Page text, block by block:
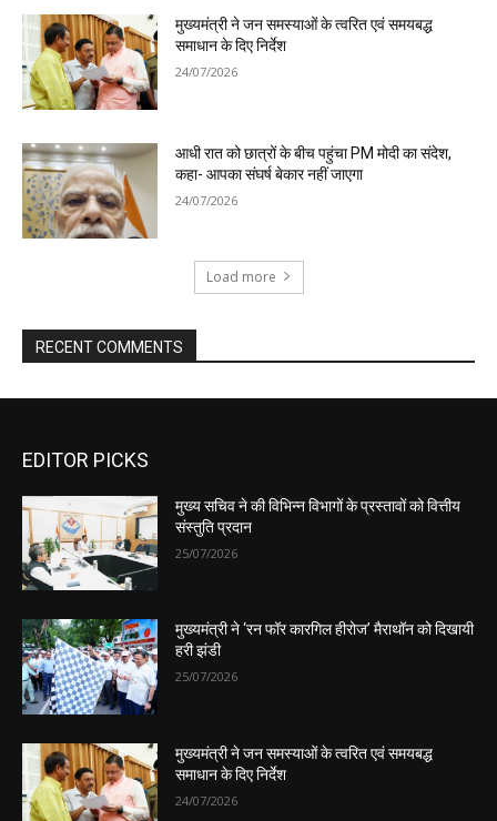
EDITOR PICKS
मुख्य सचिव ने की विभिन्न विभागों के प्रस्तावों को वित्तीय
संस्तुति प्रदान
25/07/2026
मुख्यमंत्री ने ‘रन फॉर कारगिल हीरोज’ मैराथॉन को दिखायी
हरी झंडी
25/07/2026
मुख्यमंत्री ने जन समस्याओं के त्वरित एवं समयबद्ध
समाधान के दिए निर्देश
24/07/2026